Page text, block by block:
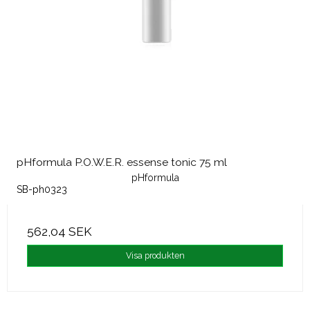
pHformula P.O.W.E.R. essense tonic 75 ml
pHformula
SB-ph0323
562,04 SEK
Visa produkten